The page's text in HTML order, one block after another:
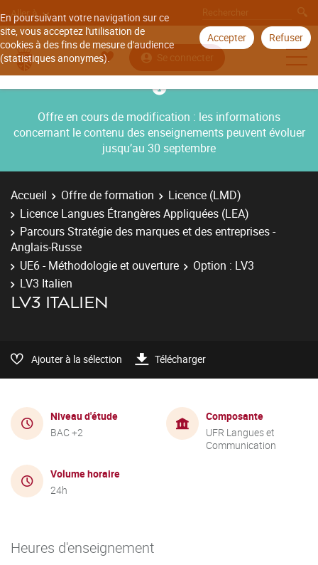
En poursuivant votre navigation sur ce
site, vous acceptez l'utilisation de
cookies à des fins de mesure d'audience
(statistiques anonymes).
Accepter Refuser
Aller à
Se connecter
Offre en cours de modification : les informations
concernant le contenu des enseignements peuvent évoluer
jusqu’au 30 septembre
Accueil Offre de formation
Licence (LMD)
Licence Langues Étrangères Appliquées (LEA)
Parcours Stratégie des marques et des entreprises -
Anglais-Russe
UE6 - Méthodologie et ouverture
Option : LV3
LV3 Italien
LV3 ITALIEN
Ajouter à la sélection Télécharger
Niveau d'étude
BAC +2
Composante
UFR Langues et
Communication
Volume horaire
24h
Heures d'enseignement